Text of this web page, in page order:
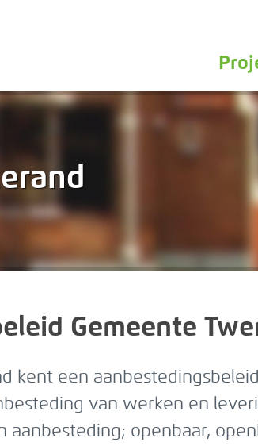
Gemeente
kent een
van werken en
aanbesteding; openbaar,